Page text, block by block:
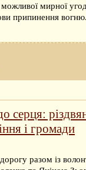
мирної
припинення вогню.
серця:
і громади
разом із